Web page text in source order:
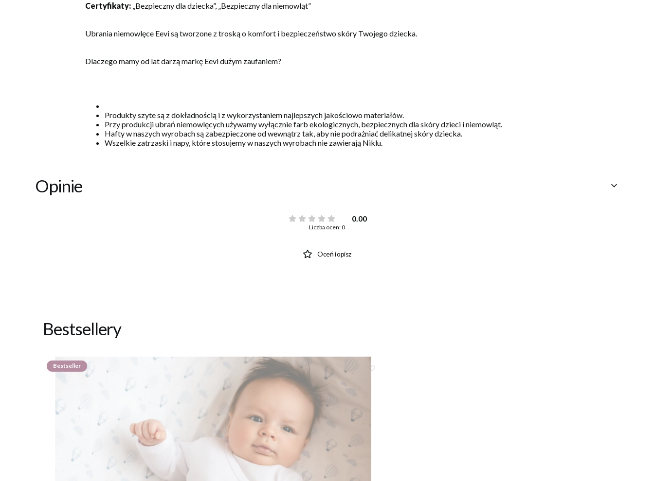
Certyfikaty: „Bezpieczny dla dziecka”, „Bezpieczny dla niemowląt”
Ubrania niemowlęce Eevi są tworzone z troską o komfort i bezpieczeństwo skóry Twojego dziecka.
Dlaczego mamy od lat darzą markę Eevi dużym zaufaniem?
Produkty szyte są z dokładnością i z wykorzystaniem najlepszych jakościowo materiałów.
Przy produkcji ubrań niemowlęcych używamy wyłącznie farb ekologicznych, bezpiecznych dla skóry dzieci i niemowląt.
Hafty w naszych wyrobach są zabezpieczone od wewnątrz tak, aby nie podrażniać delikatnej skóry dziecka.
Wszelkie zatrzaski i napy, które stosujemy w naszych wyrobach nie zawierają Niklu.
Opinie
0.00
Liczba ocen: 0
Oceń i opisz
Bestsellery
Bestseller